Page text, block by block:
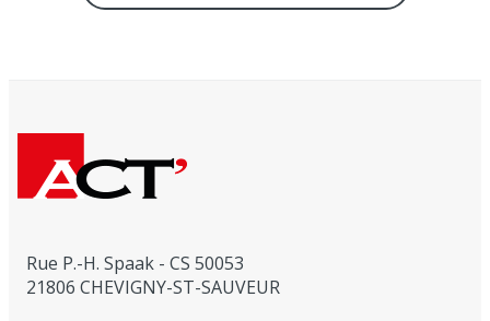
Rue P.-H. Spaak - CS 50053
21806 CHEVIGNY-ST-SAUVEUR